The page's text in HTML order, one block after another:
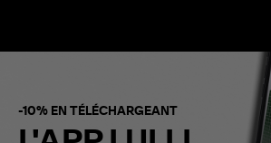
-10% EN TÉLÉCHARGEANT